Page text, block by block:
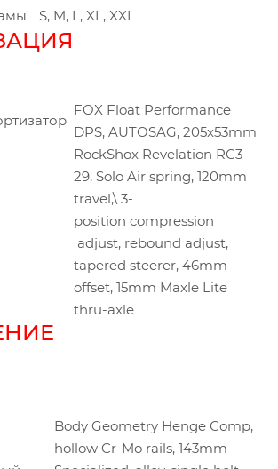
S, M, L, XL, XXL
FOX Float Performance
DPS, AUTOSAG, 205x53mm
RockShox Revelation RC3
29, Solo Air spring, 120mm
travel,\ 3-
position compression
adjust, rebound adjust,
tapered steerer, 46mm
offset, 15mm Maxle Lite
thru-axle
Body Geometry Henge Comp,
hollow Cr-Mo rails, 143mm